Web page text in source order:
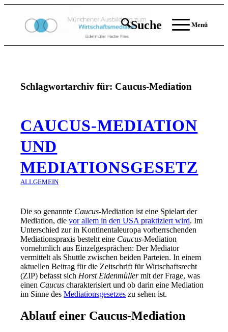
Suche Menü
Schlagwortarchiv für: Caucus-Mediation
CAUCUS-MEDIATION
UND
MEDIATIONSGESETZ
ALLGEMEIN
Die so genannte Caucus-Mediation ist eine Spielart der
Mediation, dievor allem in den USA praktiziert wird. Im
Unterschied zur in Kontinentaleuropa vorherrschenden
Mediationspraxis besteht eine Caucus-Mediation
vornehmlich aus Einzelgesprächen: Der Mediator
vermittelt als Shuttle zwischen beiden Parteien. In einem
aktuellen Beitrag für die Zeitschrift für Wirtschaftsrecht
(ZIP) befasst sich Horst Eidenmüllermit der Frage, was
einen Caucuscharakterisiert und ob darin eine Mediation
im Sinne desMediationsgesetzes zu sehen ist.
Ablauf einer Caucus-Mediation